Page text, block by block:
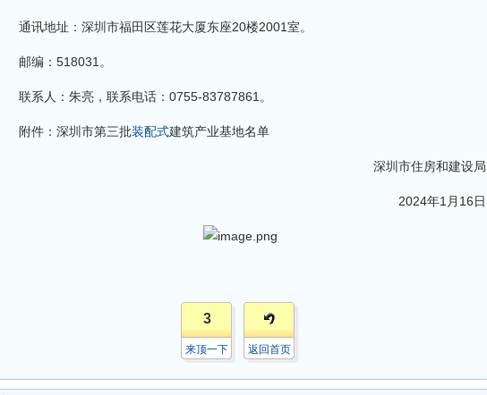
通讯地址：深圳市福田区莲花大厦东座20楼2001室。
邮编：518031。
联系人：朱亮，联系电话：0755-83787861。
附件：深圳市第三批装配式建筑产业基地名单
深圳市住房和建设局
2024年1月16日
3
来顶一下 返回首页